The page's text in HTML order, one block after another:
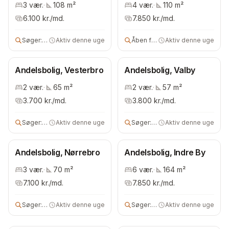
3 vær.· 108 m²
6.100 kr./md.
Søger:3 vær bolig
Aktiv denne uge
4 vær.· 110 m²
7.850 kr./md.
Åben for alle Aktiv denne uge
Andelsbolig, Vesterbro
2 vær.· 65 m²
3.700 kr./md.
Søger:4 vær bolig
Aktiv denne uge
Andelsbolig, Valby
2 vær.· 57 m²
3.800 kr./md.
Søger:2 vær bolig
Aktiv denne uge
Andelsbolig, Nørrebro
3 vær.· 70 m²
7.100 kr./md.
Søger:3 vær andels- eller ejerbolig
Aktiv denne uge
Andelsbolig, Indre By
6 vær.· 164 m²
7.850 kr./md.
Søger:5 vær andels- eller
Aktiv denne uge